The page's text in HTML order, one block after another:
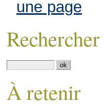
une page
Rechercher
À retenir